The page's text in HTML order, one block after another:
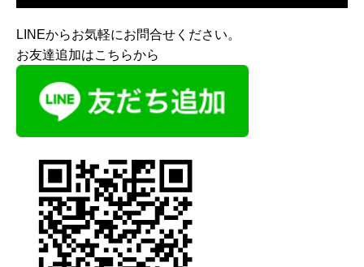
LINEからお気軽にお問合せください。
お友達追加はこちらから